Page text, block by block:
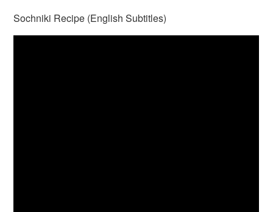
Sochniki Recipe (English Subtitles)